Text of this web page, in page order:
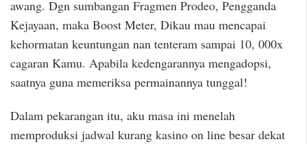
awang. Dgn sumbangan Fragmen Prodeo, Pengganda
Kejayaan, maka Boost Meter, Dikau mau mencapai
kehormatan keuntungan nan tenteram sampai 10, 000x
cagaran Kamu. Apabila kedengarannya mengadopsi,
saatnya guna memeriksa permainannya tunggal!
Dalam pekarangan itu, aku masa ini menelah
memproduksi jadwal kurang kasino on line besar dekat